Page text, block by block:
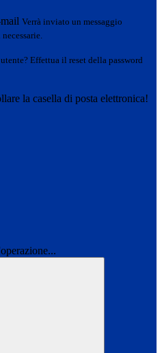
Verrà inviato un messaggio
Effettua il reset della password
la casella di posta elettronica!